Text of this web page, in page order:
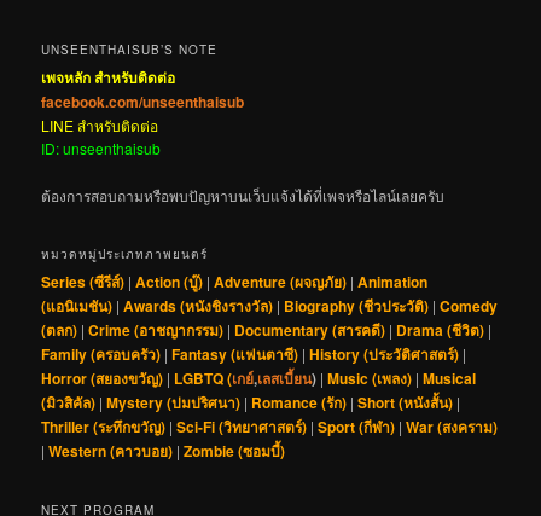
UNSEENTHAISUB’S NOTE
เพจหลัก สำหรับติดต่อ
facebook.com/unseenthaisub
LINE สำหรับติดต่อ
ID: unseenthaisub
ต้องการสอบถามหรือพบปัญหาบนเว็บแจ้งได้ที่เพจหรือไลน์เลยครับ
หมวดหมู่ประเภทภาพยนตร์
Series (ซีรีส์) |Action (บู๊) |Adventure (ผจญภัย) |Animation
(แอนิเมชัน) |Awards (หนังชิงรางวัล) | Biography (ชีวประวัติ) |Comedy
(ตลก) |Crime (อาชญากรรม) | Documentary (สารคดี) | Drama (ชีวิต) |
Family (ครอบครัว) |Fantasy (แฟนตาซี) |History (ประวัติศาสตร์) |
Horror (สยองขวัญ) | LGBTQ (เกย์,เลสเบี้ยน) |Music (เพลง) |Musical
(มิวสิคัล) |Mystery (ปมปริศนา) | Romance (รัก) |Short (หนังสั้น) |
Thriller (ระทึกขวัญ) |Sci-Fi (วิทยาศาสตร์) |Sport (กีฬา) |War (สงคราม)
|Western (คาวบอย) |Zombie (ซอมบี้)
NEXT PROGRAM